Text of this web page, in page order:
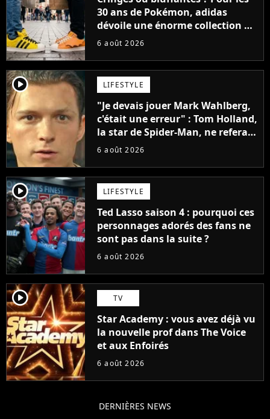
30 ans de Pokémon, adidas
dévoile une énorme collection de
sneakers et je ne sais pas quoi en
6 août 2026
player2 LIFESTYLE
"Je devais jouer Mark Wahlberg,
c'était une erreur" : Tom Holland,
la star de Spider-Man, ne referait
pas ce blockbuster
6 août 2026
player2 LIFESTYLE
Ted Lasso saison 4 : pourquoi ces
personnages adorés des fans ne
sont pas dans la suite ?
6 août 2026
player2 TV
Star Academy : vous avez déjà vu
la nouvelle prof dans The Voice
et aux Enfoirés
6 août 2026
DERNIÈRES NEWS